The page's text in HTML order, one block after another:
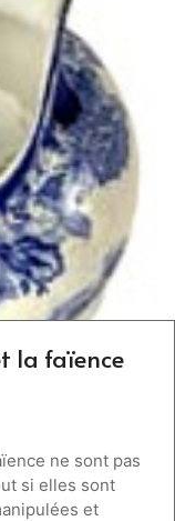
la faïence
ne sont pas
si elles sont
et